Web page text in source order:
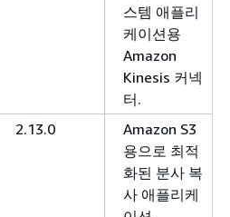
스템 애플리
케이션용
Amazon
Kinesis 커넥
터.
2.13.0
Amazon S3
용으로 최적
화된 분사 복
사 애플리케